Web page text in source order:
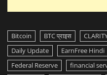
Bitcoin BTC प्राइस
Daily Update
EarnFree Hindi
Federal Reserve
financial